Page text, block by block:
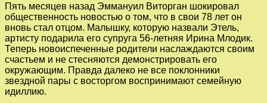
Пять месяцев назад Эммануил Виторган шокировал
общественность новостью о том, что в свои 78 лет он
вновь стал отцом. Малышку, которую назвали Этель,
артисту подарила его супруга 56-летняя Ирина Млодик.
Теперь новоиспеченные родители наслаждаются своим
счастьем и не стесняются демонстрировать его
окружающим. Правда далеко не все поклонники
звездной пары с восторгом воспринимают семейную
идиллию.